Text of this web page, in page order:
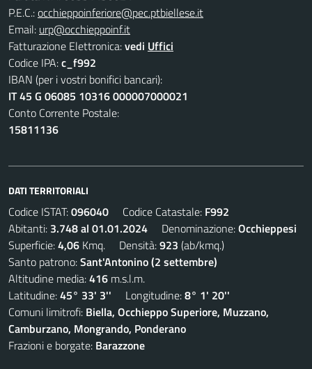
P.E.C.:occhieppoinferiore@pec.ptbiellese.it
Email: urp@occhieppoinf.it
Fatturazione Elettronica:vedi Uffici
Codice IPA:c_f992
IBAN (per i vostri bonifici bancari):
IT 45 G 06085 10316 000007000021
Conto Corrente Postale:
15811136
DATI TERRITORIALI
Codice ISTAT:096040 Codice Catastale: F992
Abitanti: 3.748 al 01.01.2024 Denominazione:Occhieppesi
Superficie:4,06 Kmq. Densità:923 (ab/kmq.)
Santo patrono:Sant'Antonino (2 settembre)
Altitudine media:416 m.s.l.m.
Latitudine:45° 33' 3'' Longitudine:8° 1' 20''
Comuni limitrofi: Biella, Occhieppo Superiore, Muzzano,
Camburzano, Mongrando, Ponderano
Frazioni e borgate: Barazzone